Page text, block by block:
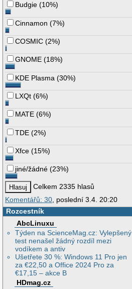
Budgie (10%)
Cinnamon (7%)
COSMIC (2%)
GNOME (18%)
KDE Plasma (30%)
LXQt (6%)
MATE (6%)
TDE (2%)
Xfce (15%)
jiné/žádné (23%)
Celkem 2335 hlasů
Komentářů: 30 , poslední 3.4. 20:20
Rozcestník
AbcLinuxu
Týden na ScienceMag.cz: Vylepšený
test nenašel žádný rozdíl mezi
vodíkem a antiv
Ušetřete 30 %: Windows 11 Pro jen
za €22,50 a Office 2024 Pro za
€17,15 – akce B
HDmag.cz